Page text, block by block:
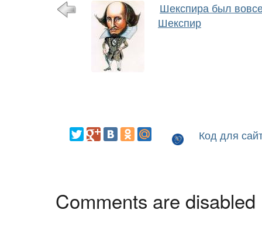
Шекспира был
Шекспир
Код для
Comments are disabled